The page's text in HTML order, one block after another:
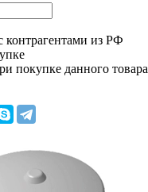
контрагентами из РФ
покупке данного товара